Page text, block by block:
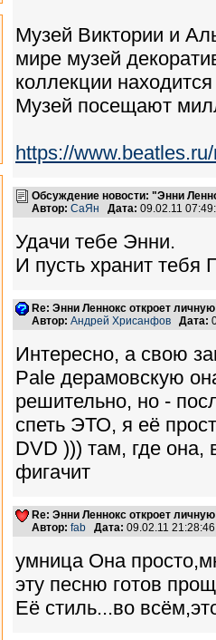
Музей Виктории и
мире музей
коллекции
Музей посещают
https://
Обсуждение новости: "Энни
Автор: СаЯн Дата: 09.02.11
Удачи тебе Энни.
И пусть хранит тебя
Re: Энни Леннокс откроет
Автор: Андрей Хрисанфов Дата:
Интересно, а свою
Pale дерамовскую
решительно, но -
спеть ЭТО, я её
DVD ))) там, где
фигачит
Re: Энни Леннокс откроет
Автор: fab Дата: 09.02.11
умница Она
эту песню готов
Её стиль...во